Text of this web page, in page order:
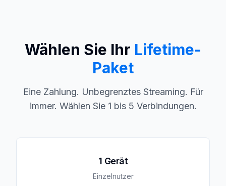
Wählen Sie Ihr Lifetime-
Paket
Eine Zahlung. Unbegrenztes Streaming. Für
immer. Wählen Sie 1 bis 5 Verbindungen.
1 Gerät
Einzelnutzer